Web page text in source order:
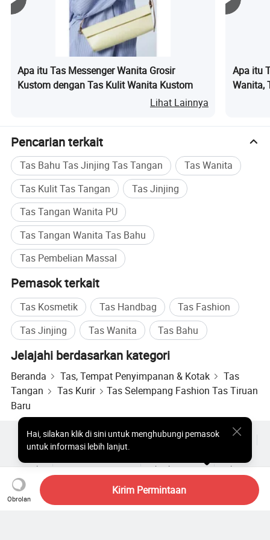
Apa itu Tas Messenger Wanita Grosir
Kustom dengan Tas Kulit Wanita Kustom
Lihat Lainnya
Apa itu
Wanita,
Pencarian terkait
Tas Bahu Tas Jinjing Tas Tangan
Tas Wanita
Tas Kulit Tas Tangan
Tas Jinjing
Tas Tangan Wanita PU
Tas Tangan Wanita Tas Bahu
Tas Pembelian Massal
Pemasok terkait
Tas Kosmetik Tas Handbag
Tas Fashion
Tas Jinjing
Tas Wanita Tas Bahu
Jelajahi berdasarkan kategori
Beranda Tas, Tempat Penyimpanan & Kotak
Tas
Tangan
Tas Kurir
Tas Selempang Fashion Tas Tiruan
Baru
Obrolan
Kirim Permintaan
Hai,silakan klik di sini untuk menghubungi pemasok
untuk informasi lebih lanjut.
Produk Populer Harga Produk Panas
Produk Panas Grosir
Pembeli bintang
Amplop
Perjanjian Pengguna Kebijakan Privasi
Hubungi
Copyright © 2026 Focus Technology Co., Ltd. All Rights Reserved